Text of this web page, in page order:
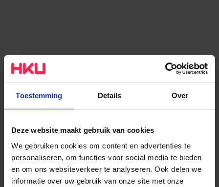
Toestemming Details Over
Deze website maakt gebruik van cookies
We gebruiken cookies om content en advertenties te
personaliseren, om functies voor social media te bieden
en om ons websiteverkeer te analyseren. Ook delen we
informatie over uw gebruik van onze site met onze
Foto: Anna-Raven Bloten